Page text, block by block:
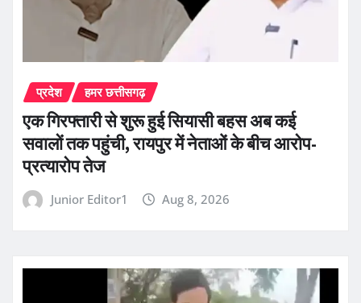
प्रदेश हमर छत्तीसगढ़
एक गिरफ्तारी से शुरू हुई सियासी बहस अब कई
सवालों तक पहुंची, रायपुर में नेताओं के बीच आरोप-
प्रत्यारोप तेज
Junior Editor1 Aug 8, 2026